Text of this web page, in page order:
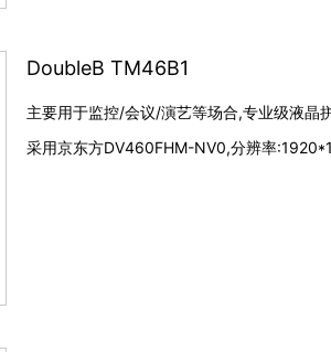
DoubleB TM46B1
主要用于监控/会议/演艺等场合,专业级液
采用京东方DV460FHM-NV0,分辨率